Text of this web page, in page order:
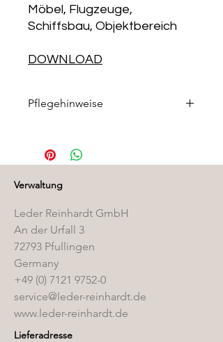
Möbel, Flugzeuge,
Schiffsbau, Objektbereich
DOWNLOAD
Pflegehinweise
Pflegemittelshop
Verwaltung
Leder Reinhardt GmbH
An der Urfall 3
72793 Pfullingen
Germany
+49 (0) 7121 9752-0
service@leder-reinhardt.de
www.leder-reinhardt.de
Lieferadresse